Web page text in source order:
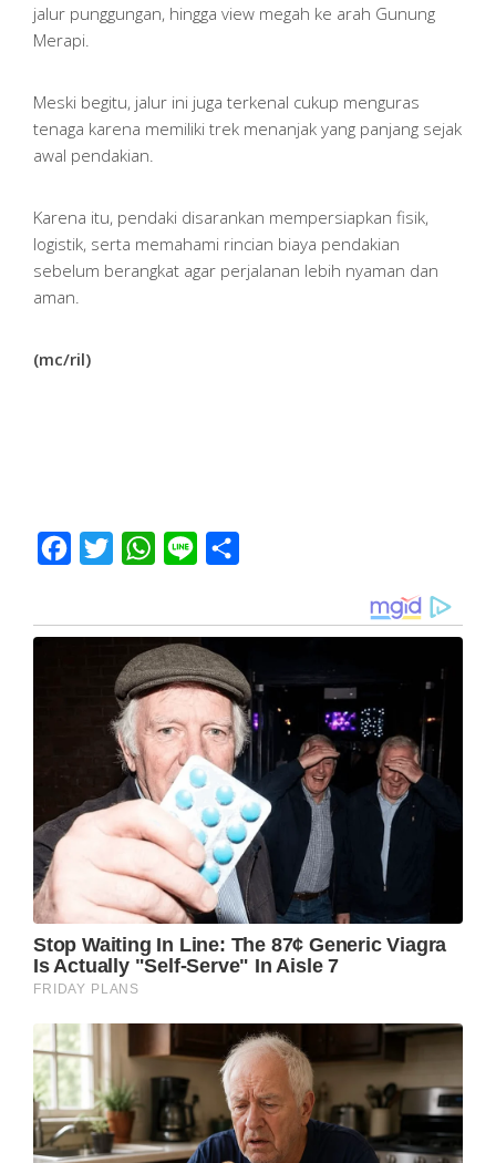
jalur punggungan, hingga view megah ke arah Gunung
Merapi.
Meski begitu, jalur ini juga terkenal cukup menguras
tenaga karena memiliki trek menanjak yang panjang sejak
awal pendakian.
Karena itu, pendaki disarankan mempersiapkan fisik,
logistik, serta memahami rincian biaya pendakian
sebelum berangkat agar perjalanan lebih nyaman dan
aman.
(mc/ril)
Facebook
Twitter WhatsApp
Line